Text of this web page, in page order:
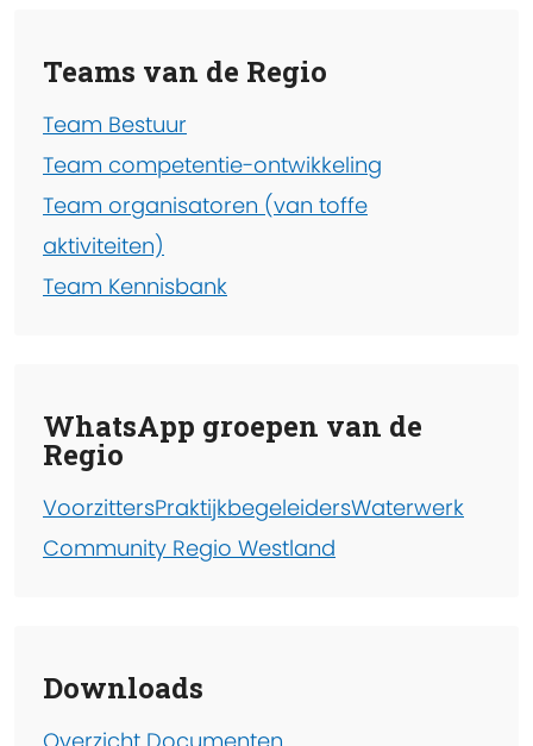
Teams van de Regio
Team Bestuur
Team competentie-ontwikkeling
Team organisatoren (van toffe
aktiviteiten)
Team Kennisbank
WhatsApp groepen van de
Regio
VoorzittersPraktijkbegeleidersWaterwerk
Community Regio Westland
Downloads